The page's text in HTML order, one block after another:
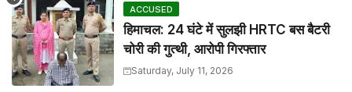
ACCUSED
हिमाचल: 24 घंटे में सुलझी HRTC बस बैटरी
चोरी की गुत्थी, आरोपी गिरफ्तार
Saturday, July 11, 2026